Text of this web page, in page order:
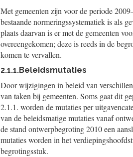
Met gemeenten zijn voor de periode
bestaande normeringssystematiek is als
plaats daarvan is er met de gemeenten
overeengekomen; deze is reeds in de
komen te vervallen.
2.1.1.Beleidsmutaties
Door wijzigingen in beleid van
van taken bij gemeenten. Soms gaat dit
2.1.1. worden de mutaties per
van de beleidsmatige mutaties vanaf
de stand ontwerpbegroting 2010 een
mutaties worden in het
begrotingsstuk.